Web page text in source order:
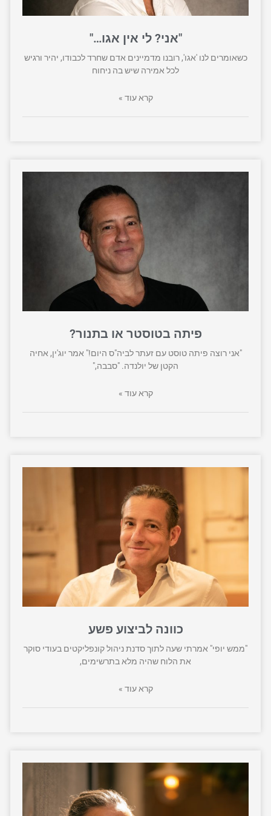
"אני? לי אין אגו…"
כשאומרים לנו 'אגו', רובנו מדמיינים אדם שחרד לכבודו, יהיר ורגיש
לכל אמירה שיש בה ניחוח
קרא עוד »
פיתה בטוסטר או בתנור?
"אני רוצה פיתה טוסט עם זעתר לביה"ס היום!" אמר יוג'ין, אחיה
הקטן של יולנדה. "סבבה,"
קרא עוד »
כוונה לביצוע פשע
"ממש יופי" אמרתי שעה לתוך סדנת ניהול קונפליקטים בעודי סוקר
את הלוח שהיה מלא בתרשימים,
קרא עוד »